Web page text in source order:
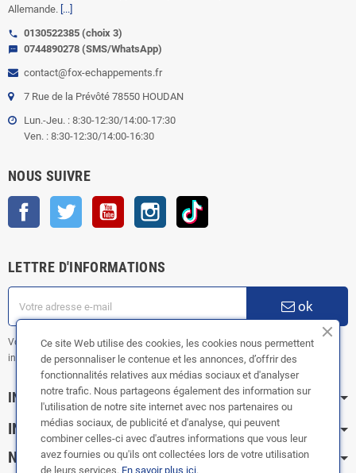
Allemande. [...]
call 0130522385 (choix 3)
sms
0744890278 (SMS/WhatsApp)
contact@fox-echappements.fr
7 Rue de la Prévôté 78550 HOUDAN
Lun.-Jeu. : 8:30-12:30/14:00-17:30
Ven. : 8:30-12:30/14:00-16:30
NOUS SUIVRE
Facebook Twitter YouTube Instagram
LETTRE D'INFORMATIONS
ok
Vous pouvez vous désinscrire à tout moment. Vous trouverez pour cela nos
informations de contact dans les conditions d'utilisation du site.
INFORMATION
INFOS PRATIQUES
NOS CATÉGORIES
Ce site Web utilise des cookies, les cookies nous permettent
de personnaliser le contenue et les annonces, d’offrir des
fonctionnalités relatives aux médias sociaux et d'analyser
notre trafic. Nous partageons également des information sur
l'utilisation de notre site internet avec nos partenaires ou
médias sociaux, de publicité et d'analyse, qui peuvent
combiner celles-ci avec d'autres informations que vous leur
avez fournies ou qu'ils ont collectées lors de votre utilisation
de leurs services. En savoir plus ici.